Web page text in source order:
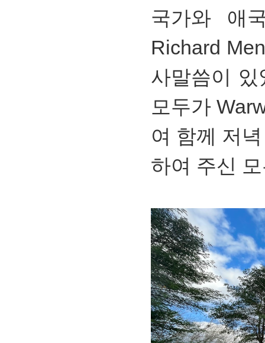
국가와 애
Richard
사말씀이
모두가
여 함께 저
하여 주신